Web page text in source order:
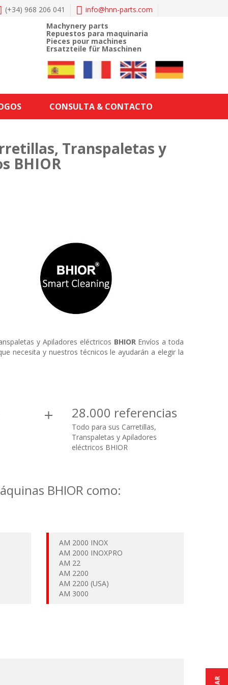
(+34) 968 206 041 info@hnn-parts.com
Machynery parts
Repuestos para maquinaria
Pieces pour machines
Ersatzteile für Maschinen
CONSULTA & CONTACTO
Transpaletas y
BHIOR
y Apiladores eléctricos BHIOR Envíos a toda
necesita y nuestros técnicos le ayudarán a elegir la
28.000 referencias
Todo para sus Carretillas,
Transpaletas y Apiladores
eléctricos BHIOR
BHIOR como:
AM 2000 INOX
AM 2000 INOXPRO
AM 22
AM 2200
AM 2200 (USA)
AM 3000